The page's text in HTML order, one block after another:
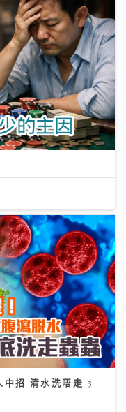
招 清水洗唔走 3